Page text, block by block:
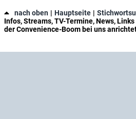
nach oben Hauptseite
Infos, Streams, TV-Termine, News,
der Convenience-Boom bei uns